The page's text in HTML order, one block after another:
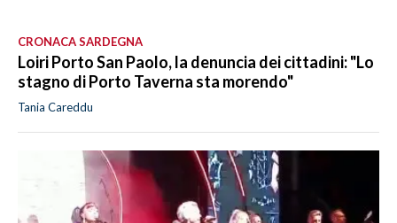
CRONACA SARDEGNA
Loiri Porto San Paolo, la denuncia dei cittadini: "Lo
stagno di Porto Taverna sta morendo"
Tania Careddu